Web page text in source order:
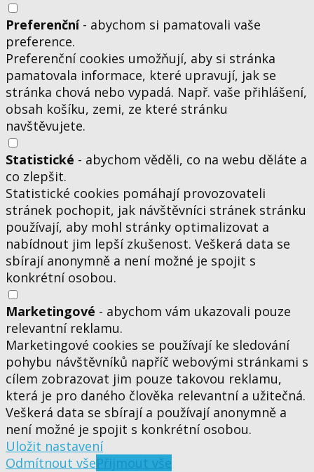
Preferenční- abychom si pamatovali vaše
preference.
Preferenční cookies umožňují, aby si stránka
pamatovala informace, které upravují, jak se
stránka chová nebo vypadá. Např. vaše přihlášení,
obsah košíku, zemi, ze které stránku
navštěvujete.
Statistické - abychom věděli, co na webu děláte a
co zlepšit.
Statistické cookies pomáhají provozovateli
stránek pochopit, jak návštěvníci stránek stránku
používají, aby mohl stránky optimalizovat a
nabídnout jim lepší zkušenost. Veškerá data se
sbírají anonymně a není možné je spojit s
konkrétní osobou.
Marketingové - abychom vám ukazovali pouze
relevantní reklamu.
Marketingové cookies se používají ke sledování
pohybu návštěvníků napříč webovými stránkami s
cílem zobrazovat jim pouze takovou reklamu,
která je pro daného člověka relevantní a užitečná.
Veškerá data se sbírají a používají anonymně a
není možné je spojit s konkrétní osobou.
Uložit nastavení
Odmítnout všePřijmout vše